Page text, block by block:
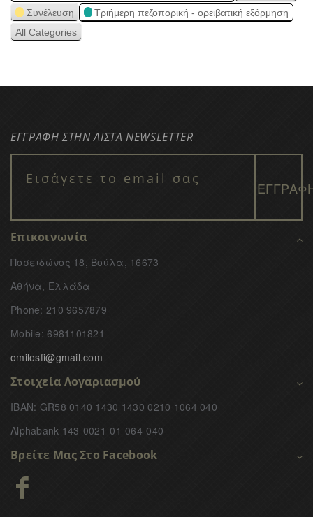
Συνέλευση
Τριήμερη πεζοπορική - ορειβατική εξόρμηση
All Categories
ΕΓΓΡΑΦΗ ΣΤΗΝ ΛΙΣΤΑ NEWSLETTER
Επικοινωνία
Ποσειδώνος 18, Βούλα, 16673
Αθήνα, Ελλάδα
Phone: 210 9657879
Mobile: 6981101821
omilosfi@gmail.com
Στοιχεία Λογαριασμού
IBAN: GR58 0140 1430 1430 0210 1064 040
Alphabank 143-0021-01-064-040
Βρείτε Μας Στο Facebook